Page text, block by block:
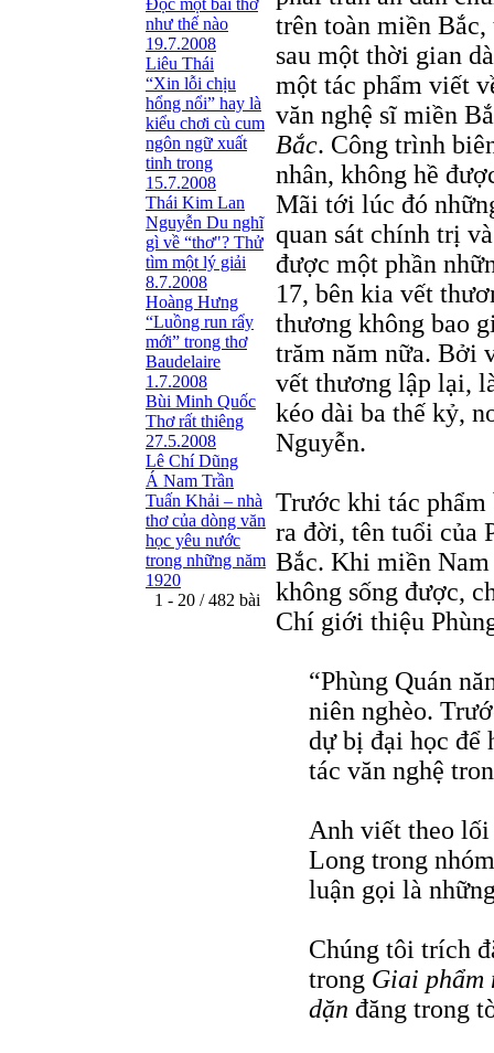
Ðọc một bài thơ
như thế nào
19.7.2008
Liêu Thái
“Xin lỗi chịu
hổng nổi” hay là
kiểu chơi cù cum
ngôn ngữ xuất
tinh trong
15.7.2008
Thái Kim Lan
Nguyễn Du nghĩ
gì về “thơ"? Thử
tìm một lý giải
8.7.2008
Hoàng Hưng
“Luồng run rẩy
mới” trong thơ
Baudelaire
1.7.2008
Bùi Minh Quốc
Thơ rất thiêng
27.5.2008
Lê Chí Dũng
Á Nam Trần
Tuấn Khải – nhà
thơ của dòng văn
học yêu nước
trong những năm
1920
1 - 20 / 482 bài
trên toàn miền
sau một thời gian
một tác phẩm viết
văn nghệ sĩ miền
Bắc. Công trình
nhân, không hề
Mãi tới lúc đó
quan sát chính trị
được một phần
17, bên kia vết
thương không bao
trăm năm nữa. Bởi
vết thương lập lại,
kéo dài ba thế kỷ,
Nguyễn.
Trước khi tác
ra đời, tên tuổi của
Bắc. Khi miền
không sống được,
Chí giới thiệu
“Phùng Quán
niên nghèo.
dự bị đại học để
tác văn nghệ
Anh viết theo
Long trong
luận gọi là
Chúng tôi trích
trong Giai phẩm
dặn đăng trong